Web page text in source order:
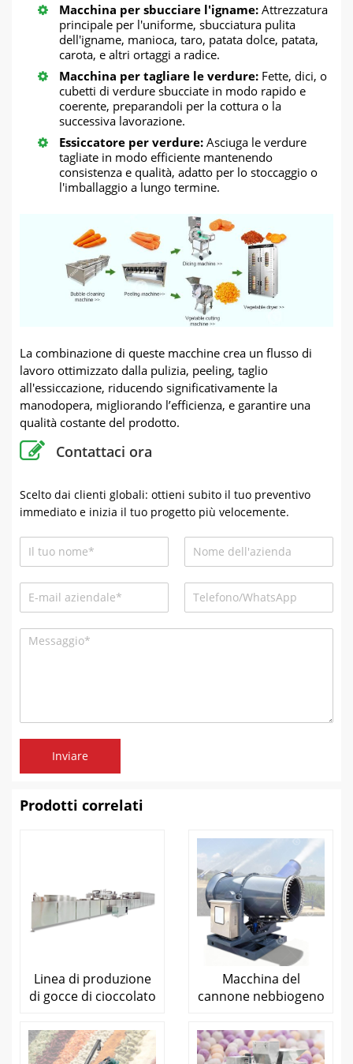
Macchina per sbucciare l'igname: Attrezzatura
principale per l'uniforme, sbucciatura pulita
dell'igname, manioca, taro, patata dolce, patata,
carota, e altri ortaggi a radice.
Macchina per tagliare le verdure: Fette, dici, o
cubetti di verdure sbucciate in modo rapido e
coerente, preparandoli per la cottura o la
successiva lavorazione.
Essiccatore per verdure: Asciuga le verdure
tagliate in modo efficiente mantenendo
consistenza e qualità, adatto per lo stoccaggio o
l'imballaggio a lungo termine.
La combinazione di queste macchine crea un flusso di
lavoro ottimizzato dalla pulizia, peeling, taglio
all'essiccazione, riducendo significativamente la
manodopera, migliorando l’efficienza, e garantire una
qualità costante del prodotto.
Contattaci ora
Scelto dai clienti globali: ottieni subito il tuo preventivo
immediato e inizia il tuo progetto più velocemente.
Inviare
Prodotti correlati
Linea di produzione
di gocce di cioccolato
Macchina del
cannone nebbiogeno